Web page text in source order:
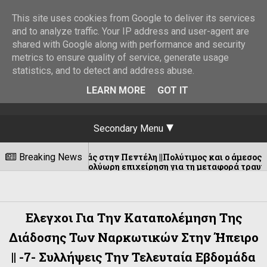
Secondary Menu
Breaking News
φωτιάς στην Πεντέλη ||Πολύτιμος και ο άμεσος εντοπισμός
η πολύωρη επιχείρηση για τη μεταφορά τραυματισμένου
Ελεγχοι Για Την Καταπολέμηση Της
Διάδοσης Των Ναρκωτικών Στην Ήπειρο
|| -7- Συλλήψεις Την Τελευταία Εβδομάδα
This site uses cookies from Google to deliver its services
and to analyze traffic. Your IP address and user-agent are
shared with Google along with performance and security
metrics to ensure quality of service, generate usage
statistics, and to detect and address abuse.
LEARN MORE
GOT IT